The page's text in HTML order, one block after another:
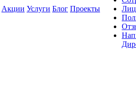
Акции Услуги Блог Проекты